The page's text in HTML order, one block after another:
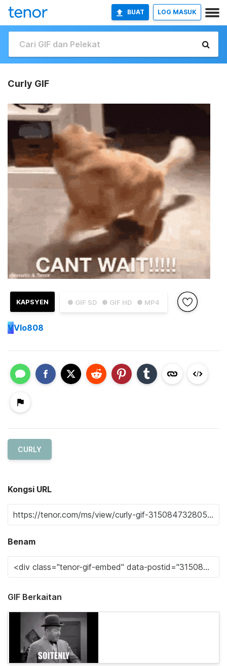
BUAT LOG MASUK
Curly GIF
● GIF SD ● GIF HD ● MP4
KAPSYEN
VVlo808
CURLY
Kongsi URL
Benam
GIF Berkaitan